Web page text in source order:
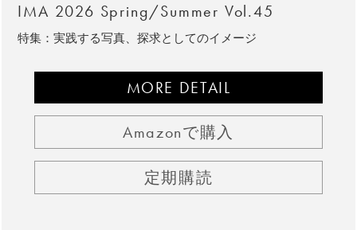
IMA 2026 Spring/Summer Vol.45
特集：実践する写真、探求としてのイメージ
MORE DETAIL
Amazonで購入
定期購読